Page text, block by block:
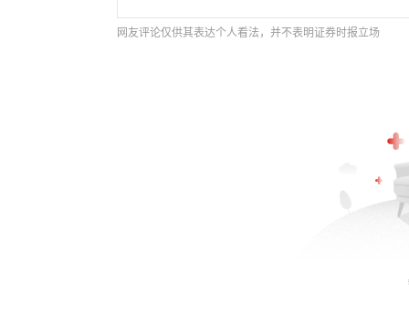
网友评论仅供其表达个人看法，并不表明证券时报立场